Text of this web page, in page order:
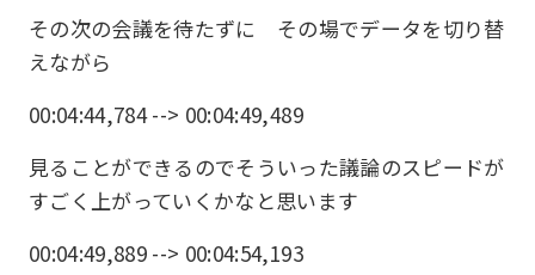
その次の会議を待たずに その場でデータを切り替
えながら
00:04:44,784 --> 00:04:49,489
見ることができるのでそういった議論のスピードが
すごく上がっていくかなと思います
00:04:49,889 --> 00:04:54,193